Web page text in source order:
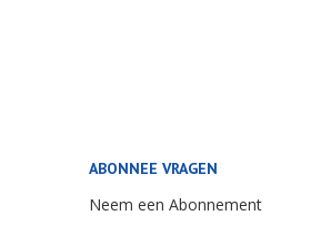
ABONNEE VRAGEN
Neem een Abonnement